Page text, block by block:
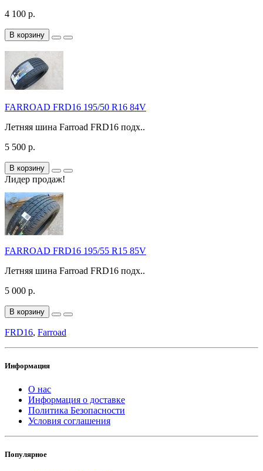
4 100 р.
В корзину
FARROAD FRD16 195/50 R16 84V
Летняя шина Farroad FRD16 подх..
5 500 р.
В корзину
Лидер продаж!
FARROAD FRD16 195/55 R15 85V
Летняя шина Farroad FRD16 подх..
5 000 р.
В корзину
FRD16, Farroad
Информация
О нас
Информация о доставке
Политика Безопасности
Условия соглашения
Популярное